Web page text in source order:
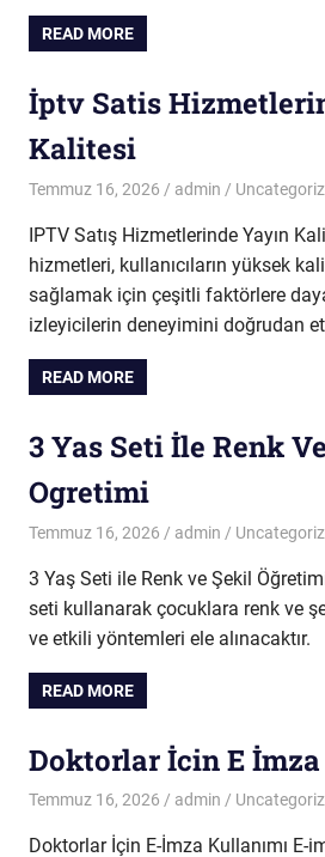
READ MORE
İptv Satis
Kalitesi
Temmuz 16, 2026 admin
IPTV Satış Hizmetlerinde Yayın
hizmetleri, kullanıcıların yüksek
sağlamak için çeşitli faktörlere
izleyicilerin deneyimini doğrudan
READ MORE
3 Yas Seti İle Renk
Ogretimi
Temmuz 16, 2026 admin
3 Yaş Seti ile Renk ve Şekil
seti kullanarak çocuklara renk ve
ve etkili yöntemleri ele alınacaktır.
READ MORE
Doktorlar İcin E
Temmuz 16, 2026 admin
Doktorlar İçin E-İmza Kullanımı E-